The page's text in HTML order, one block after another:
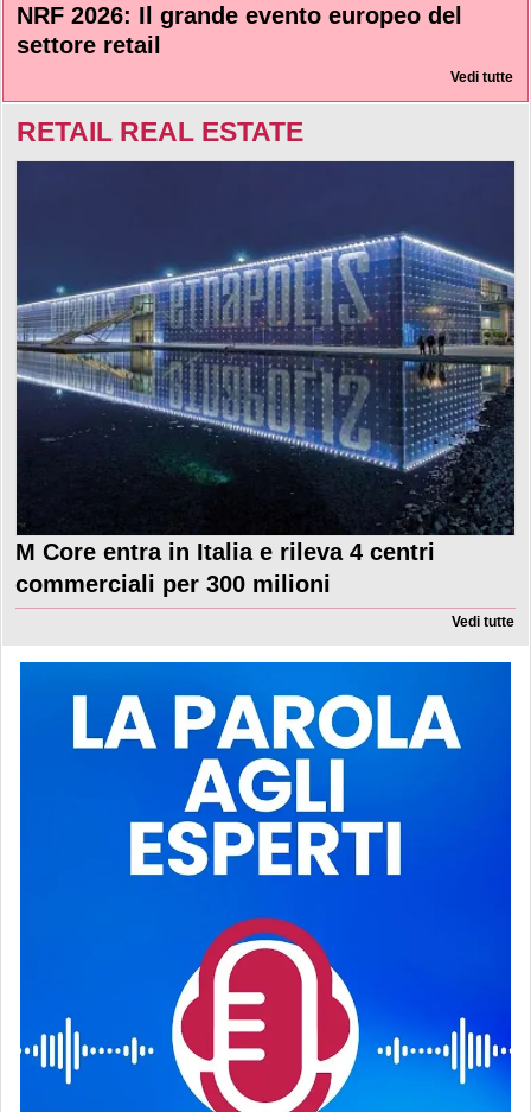
NRF 2026: Il grande evento europeo del
settore retail
Vedi tutte
RETAIL REAL ESTATE
M Core entra in Italia e rileva 4 centri
commerciali per 300 milioni
Vedi tutte